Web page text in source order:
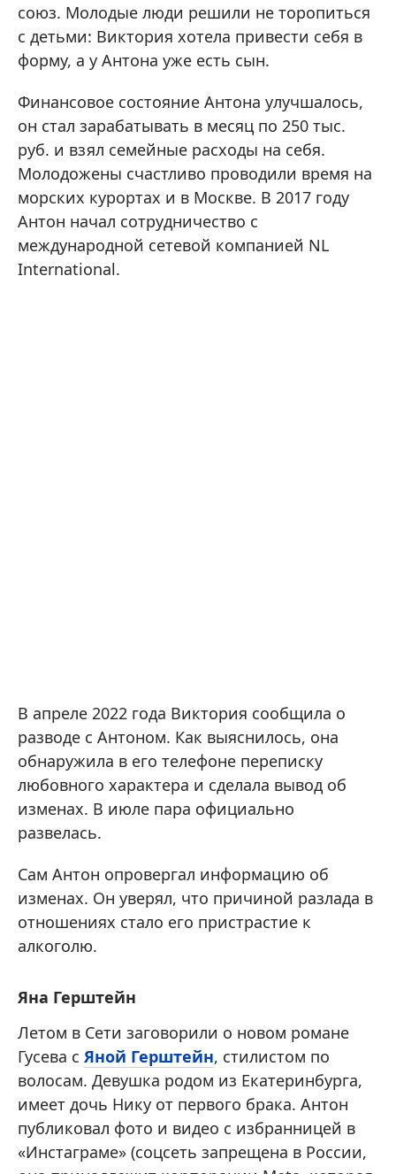
союз. Молодые люди решили не торопиться
с детьми: Виктория хотела привести себя в
форму, а у Антона уже есть сын.
Финансовое состояние Антона улучшалось,
он стал зарабатывать в месяц по 250 тыс.
руб. и взял семейные расходы на себя.
Молодожены счастливо проводили время на
морских курортах и в Москве. В 2017 году
Антон начал сотрудничество с
международной сетевой компанией NL
International.
В апреле 2022 года Виктория сообщила о
разводе с Антоном. Как выяснилось, она
обнаружила в его телефоне переписку
любовного характера и сделала вывод об
изменах. В июле пара официально
развелась.
Сам Антон опровергал информацию об
изменах. Он уверял, что причиной разлада в
отношениях стало его пристрастие к
алкоголю.
Яна Герштейн
Летом в Сети заговорили о новом романе
Гусева с Яной Герштейн, стилистом по
волосам. Девушка родом из Екатеринбурга,
имеет дочь Нику от первого брака. Антон
публиковал фото и видео с избранницей в
«Инстаграме» (соцсеть запрещена в России,